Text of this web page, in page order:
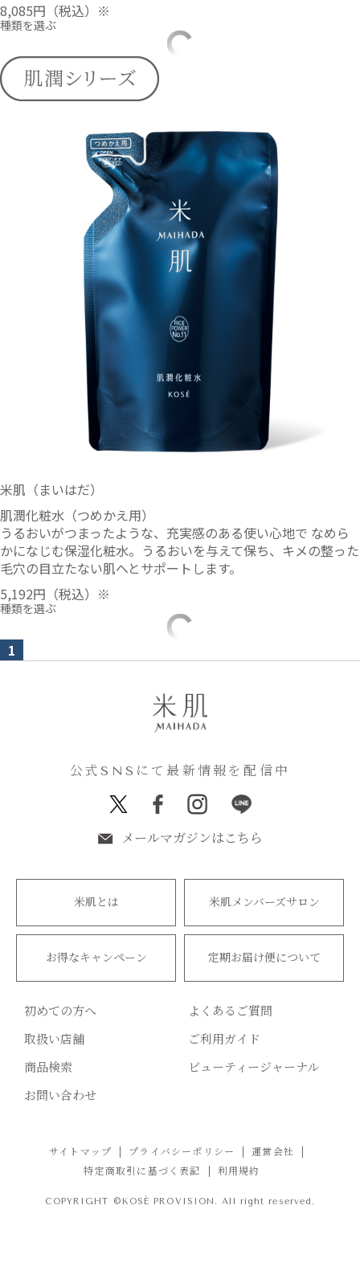
8,085円 （税込）※
種類を選ぶ
米肌（まいはだ）
肌潤化粧水（つめかえ用）
うるおいがつまったような、充実感のある使い心地で なめら
かになじむ保湿化粧水。うるおいを与えて保ち、キメの整った
毛穴の目立たない肌へとサポートします。
5,192円 （税込）※
種類を選ぶ
1
公式SNSにて最新情報を配信中
メールマガジンはこちら
米肌とは 米肌メンバーズサロン
お得なキャンペーン 定期お届け便について
初めての方へ
よくあるご質問
取扱い店舗
ご利用ガイド
商品検索
ビューティージャーナル
お問い合わせ
サイトマップ プライバシーポリシー
運営会社
特定商取引に基づく表記
利用規約
COPYRIGHT ©KOSÉ PROVISION. All right reserved.